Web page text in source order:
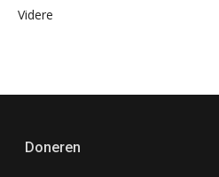
Videre
Doneren